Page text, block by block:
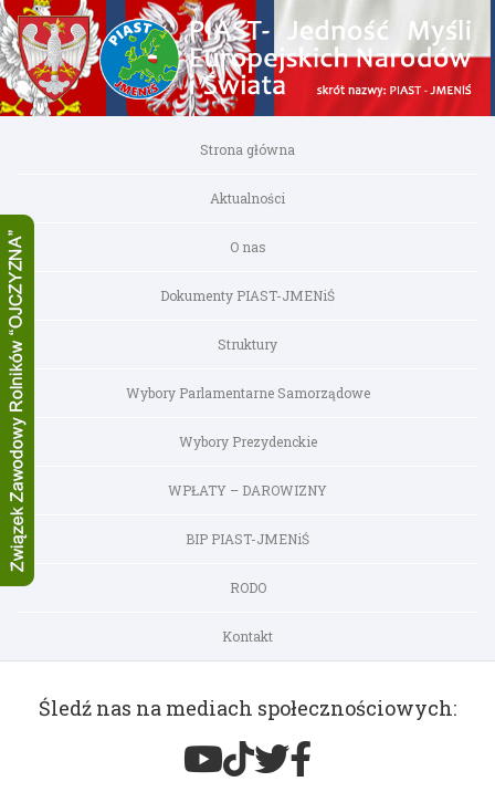
Strona główna
Aktualności
O nas
Dokumenty PIAST-JMENiŚ
Struktury
Wybory Parlamentarne Samorządowe
Wybory Prezydenckie
WPŁATY – DAROWIZNY
BIP PIAST-JMENiŚ
RODO
Kontakt
Śledź nas na mediach społecznościowych: